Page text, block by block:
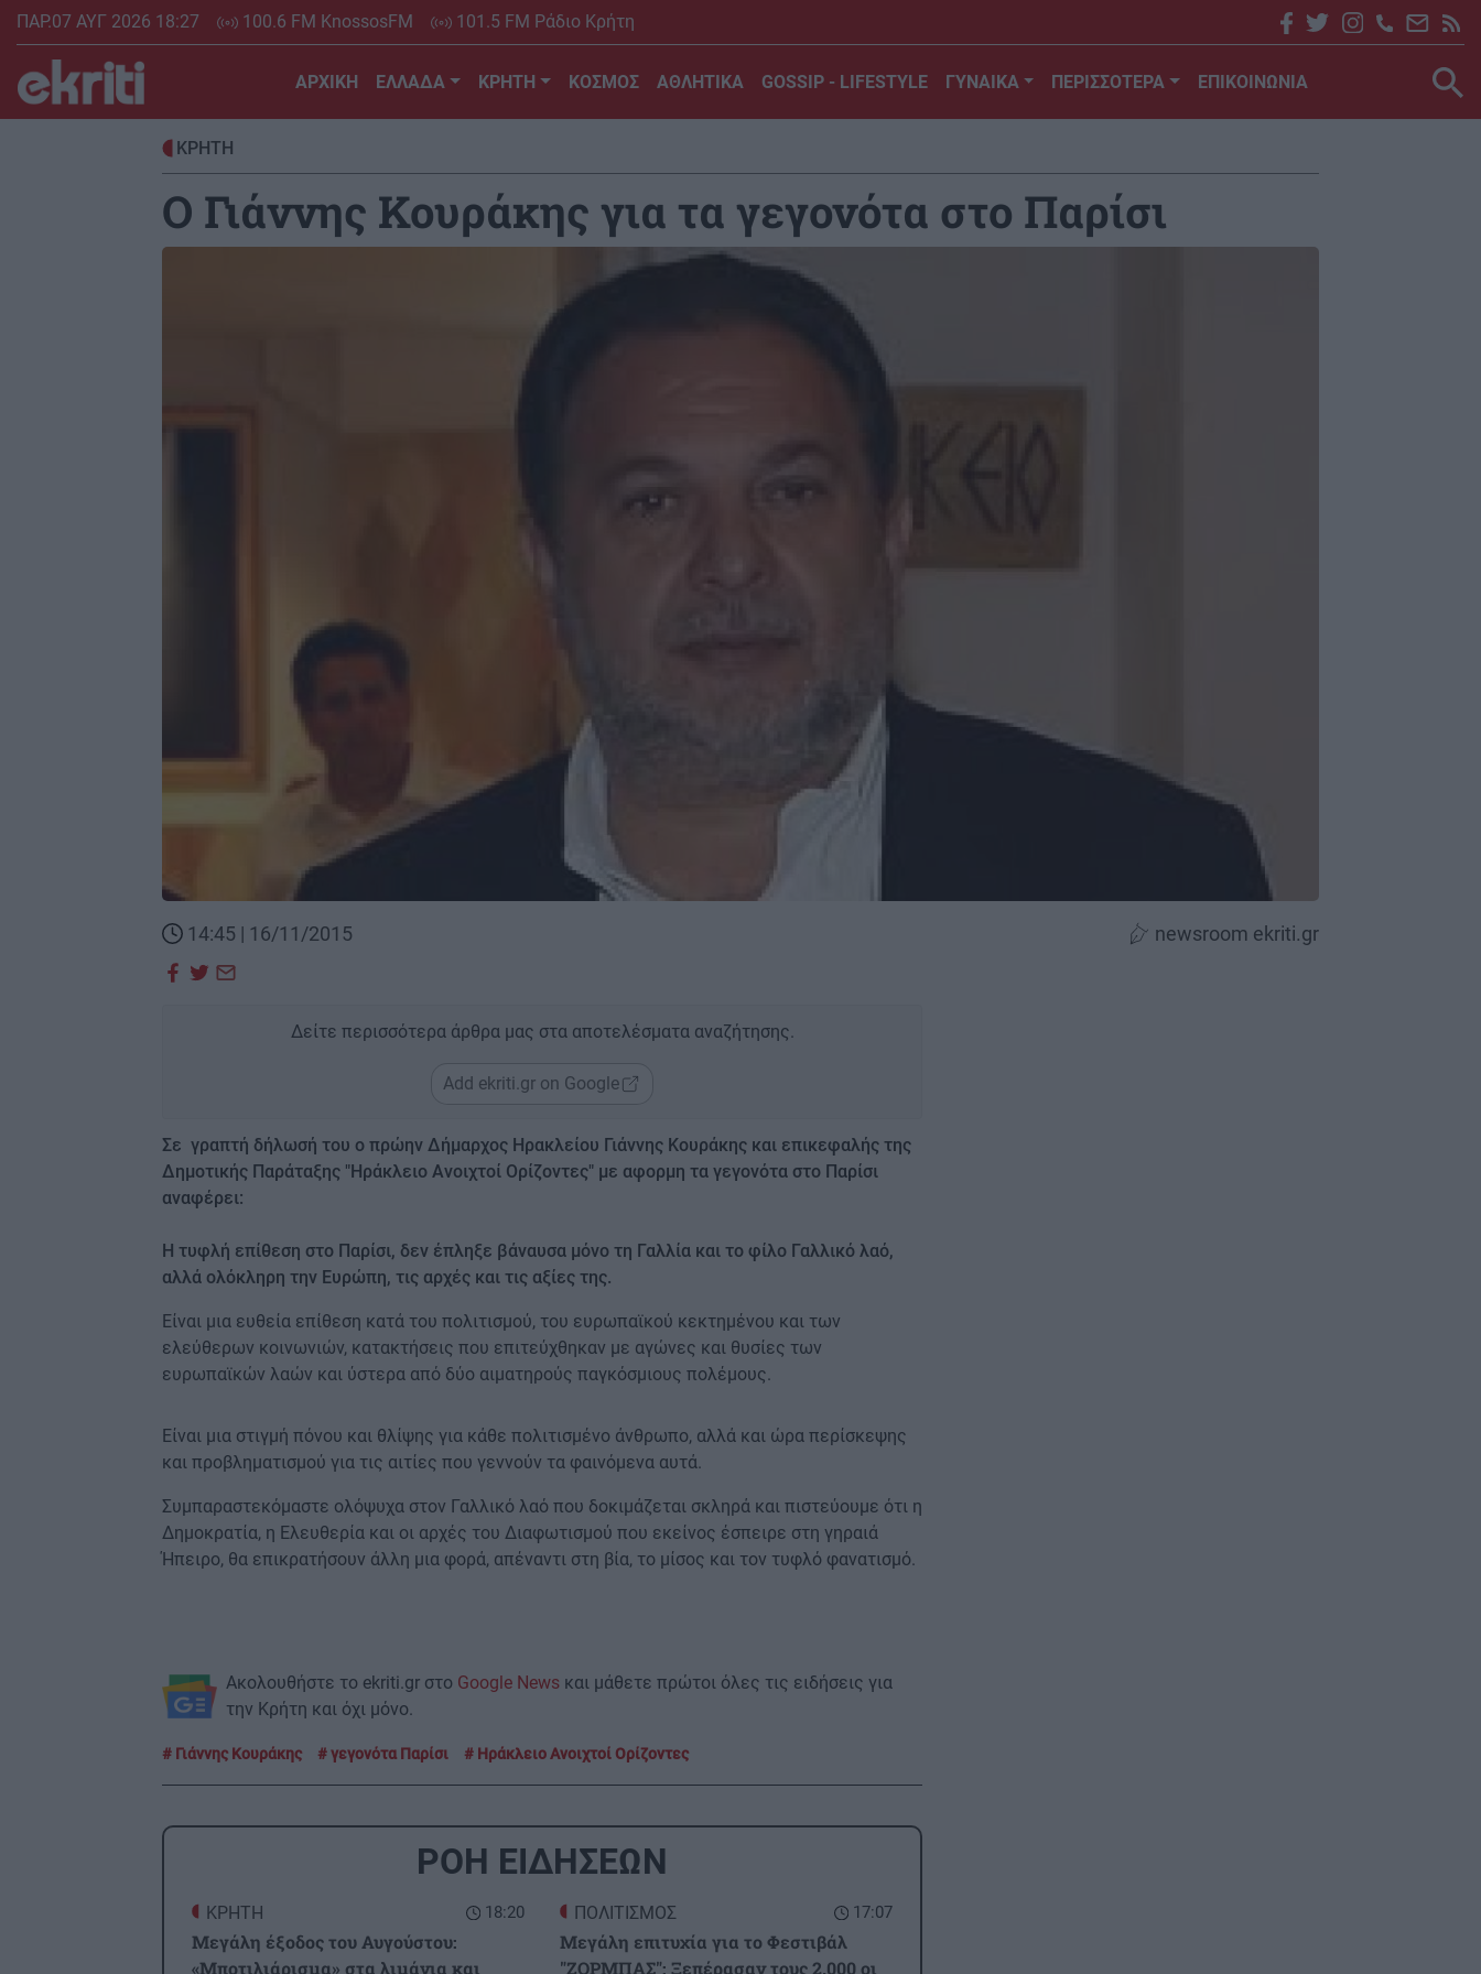
Skip
content
ΠΑΡ.07 ΑΥΓ 2026 18:27 100.6 FM KnossosFM 101.5 FM Ράδιο Κρήτη
ΑΡΧΙΚΗ ΕΛΛΑΔΑ ΚΡΗΤΗ ΚΟΣΜΟΣ ΑΘΛΗΤΙΚΑ GOSSIP - LIFESTYLE ΓΥΝΑΙΚΑ ΠΕΡΙΣΣΟΤΕΡΑ ΕΠΙΚΟΙΝΩΝΙΑ
ΚΡΗΤΗ
Ο Γιάννης Κουράκης για τα γεγονότα στο Παρίσι
14:45 | 16/11/2015 newsroom ekriti.gr
Δείτε περισσότερα άρθρα μας στα αποτελέσματα αναζήτησης.
Add ekriti.gr on Google
Σε γραπτή δήλωσή του ο πρώην Δήμαρχος Ηρακλείου Γιάννης Κουράκης και επικεφαλής της
Δημοτικής Παράταξης "Ηράκλειο Ανοιχτοί Ορίζοντες" με αφορμη τα γεγονότα στο Παρίσι
αναφέρει:
H τυφλή επίθεση στο Παρίσι, δεν έπληξε βάναυσα μόνο τη Γαλλία και το φίλο Γαλλικό λαό,
αλλά ολόκληρη την Ευρώπη, τις αρχές και τις αξίες της.
Είναι μια ευθεία επίθεση κατά του πολιτισμού, του ευρωπαϊκού κεκτημένου και των
ελεύθερων κοινωνιών, κατακτήσεις που επιτεύχθηκαν με αγώνες και θυσίες των
ευρωπαϊκών λαών και ύστερα από δύο αιματηρούς παγκόσμιους πολέμους.
​Είναι μια στιγμή πόνου και θλίψης για κάθε πολιτισμένο άνθρωπο, αλλά και ώρα περίσκεψης
και προβληματισμού για τις αιτίες που γεννούν τα φαινόμενα αυτά.
​Συμπαραστεκόμαστε ολόψυχα στον Γαλλικό λαό που δοκιμάζεται σκληρά και πιστεύουμε ότι η
Δημοκρατία, η Ελευθερία και οι αρχές του Διαφωτισμού που εκείνος έσπειρε στη γηραιά
Ήπειρο, θα επικρατήσουν άλλη μια φορά, απέναντι στη βία, το μίσος και τον τυφλό φανατισμό.
Ακολουθήστε το ekriti.gr στο Google News και μάθετε πρώτοι όλες τις ειδήσεις για
την Κρήτη και όχι μόνο.
Γιάννης Κουράκης γεγονότα Παρίσι Ηράκλειο Ανοιχτοί Ορίζοντες
ΡΟΗ ΕΙΔΗΣΕΩΝ
18:20
ΚΡΗΤΗ
Μεγάλη έξοδος του Αυγούστου:
«Μποτιλιάρισμα» στα λιμάνια και
17:07
ΠΟΛΙΤΙΣΜΟΣ
Μεγάλη επιτυχία για το Φεστιβάλ
"ΖΟΡΜΠΑΣ": Ξεπέρασαν τους 2.000 οι